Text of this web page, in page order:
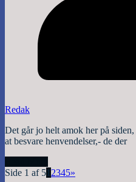
Redak
Det går jo helt amok her på
at besvare henvendelser,- de der
Side 1 af 51 2345»